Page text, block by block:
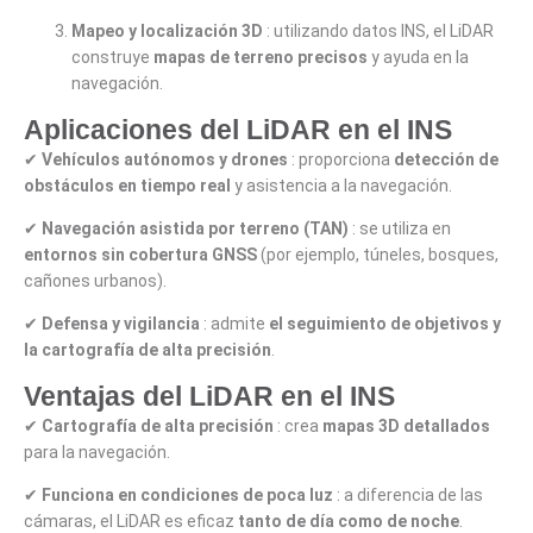
Mapeo y localización 3D : utilizando datos INS, el LiDAR
construye mapas de terreno precisos y ayuda en la
navegación.
Aplicaciones del LiDAR en el INS
✔ Vehículos autónomos y drones : proporciona detección de
obstáculos en tiempo real y asistencia a la navegación.
✔ Navegación asistida por terreno (TAN) : se utiliza en
entornos sin cobertura GNSS(por ejemplo, túneles, bosques,
cañones urbanos).
✔ Defensa y vigilancia : admite el seguimiento de objetivos y
la cartografía de alta precisión.
Ventajas del LiDAR en el INS
✔ Cartografía de alta precisión : crea mapas 3D detallados
para la navegación.
✔ Funciona en condiciones de poca luz : a diferencia de las
cámaras, el LiDAR es eficaz tanto de día como de noche